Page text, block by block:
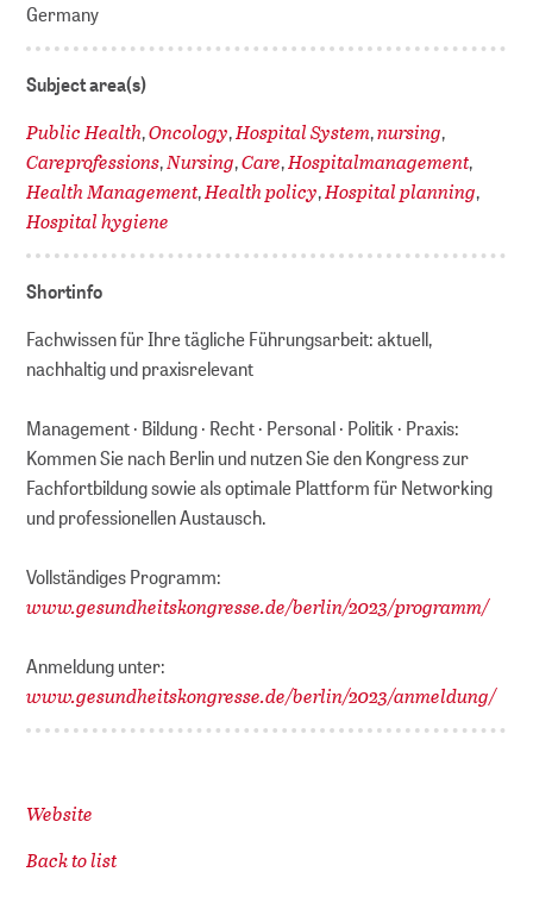
Germany
Subject area(s)
Public Health,Oncology,Hospital System,nursing,
Careprofessions,Nursing,Care,Hospitalmanagement,
Health Management,Health policy,Hospital planning,
Hospital hygiene
Shortinfo
Fachwissen für Ihre tägliche Führungsarbeit: aktuell,
nachhaltig und praxisrelevant
Management · Bildung · Recht · Personal · Politik · Praxis:
Kommen Sie nach Berlin und nutzen Sie den Kongress zur
Fachfortbildung sowie als optimale Plattform für Networking
und professionellen Austausch.
Vollständiges Programm:
www.gesundheitskongresse.de/berlin/2023/programm/
Anmeldung unter:
www.gesundheitskongresse.de/berlin/2023/anmeldung/
Website
Back to list